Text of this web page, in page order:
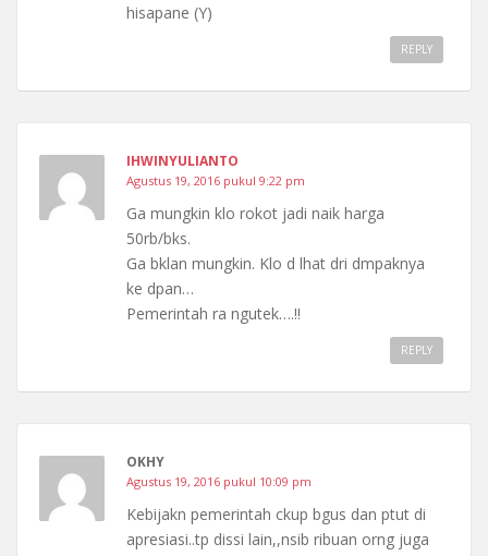
hisapane (Y)
REPLY
IHWINYULIANTO
Agustus 19, 2016 pukul 9:22 pm
Ga mungkin klo rokot jadi naik harga
50rb/bks.
Ga bklan mungkin. Klo d lhat dri dmpaknya
ke dpan…
Pemerintah ra ngutek….!!
REPLY
OKHY
Agustus 19, 2016 pukul 10:09 pm
Kebijakn pemerintah ckup bgus dan ptut di
apresiasi..tp dissi lain,,nsib ribuan orng juga